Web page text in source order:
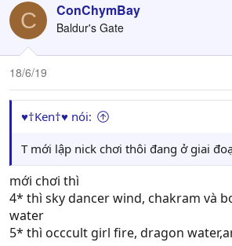
C ConChymBay
Baldur's Gate
18/6/19
♥†Ken†♥ nói:
T mới lập nick chơi thôi đang ở giai
mới chơi thì
4* thì sky dancer wind, chakram và
water
5* thì occcult girl fire, dragon